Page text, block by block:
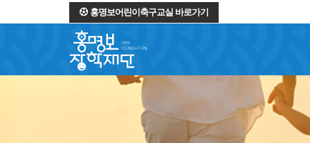
홍명보어린이축구교실 바로가기